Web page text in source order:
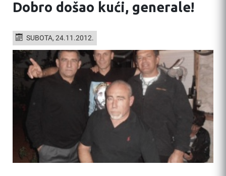
Dobro došao kući, generale!
SUBOTA, 24.11.2012.